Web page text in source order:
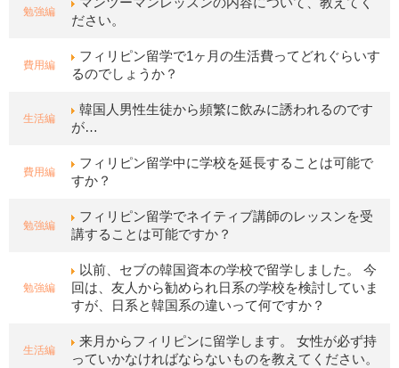
勉強編
ださい。
費用編
フィリピン留学で1ヶ月の生活費ってどれぐらいす
るのでしょうか？
生活編
韓国人男性生徒から頻繁に飲みに誘われるのです
が…
費用編
フィリピン留学中に学校を延長することは可能で
すか？
勉強編
フィリピン留学でネイティブ講師のレッスンを受
講することは可能ですか？
勉強編
以前、セブの韓国資本の学校で留学しました。 今
回は、友人から勧められ日系の学校を検討していま
すが、日系と韓国系の違いって何ですか？
生活編
来月からフィリピンに留学します。 女性が必ず持
っていかなければならないものを教えてください。